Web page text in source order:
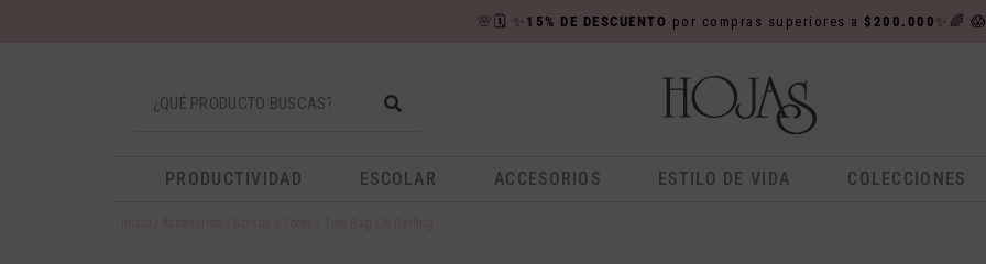
🌸 🗓️ ✨ 15% DE DESCUENTO por compras superiores a$200.000 ✨🌈
PRODUCTIVIDAD ESCOLAR ACCESORIOS ESTILO DE VIDA COLECCIONES